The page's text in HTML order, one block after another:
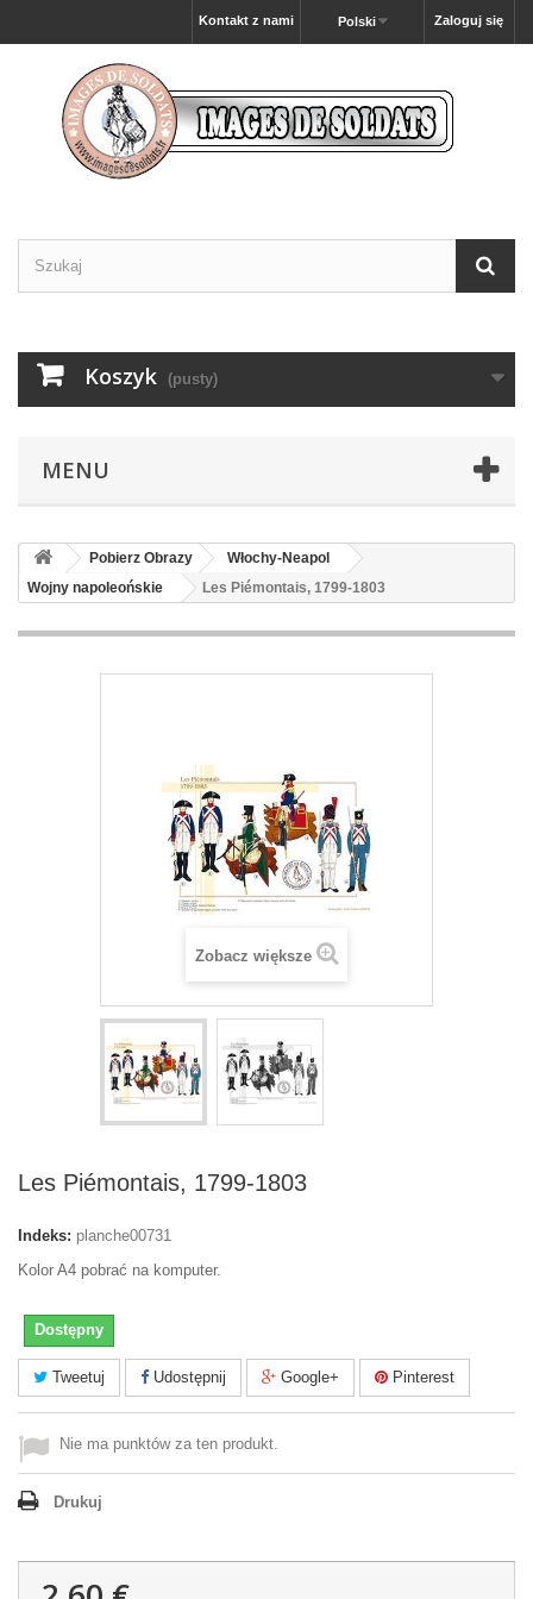
Zaloguj się
Polski
Kontakt z nami
Koszyk (pusty)
MENU
Pobierz Obrazy
Włochy-Neapol
Wojny napoleońskie
Les Piémontais, 1799-1803
Zobacz większe
Les Piémontais, 1799-1803
Indeks: planche00731
Kolor A4 pobrać na komputer.
Dostępny
Tweetuj Udostępnij Google+ Pinterest
Nie ma punktów za ten produkt.
Drukuj